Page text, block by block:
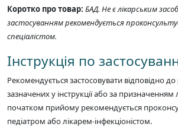
Коротко про товар: БАД. Не є лікарським
застосуванням рекомендується
спеціалістом.
Інструкція по
Рекомендується застосовувати відповідно
зазначених у інструкції або за призначенням
початком прийому рекомендується
педіатром або лікарем-інфекціоністом.